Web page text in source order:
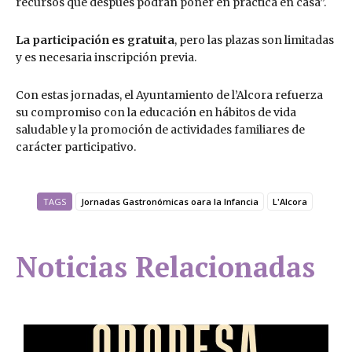
La participación es gratuita, pero las plazas son limitadas
y es necesaria inscripción previa.
Con estas jornadas, el Ayuntamiento de l’Alcora refuerza
su compromiso con la educación en hábitos de vida
saludable y la promoción de actividades familiares de
carácter participativo.
TAGS Jornadas Gastronómicas oara la Infancia L'Alcora
Noticias Relacionadas